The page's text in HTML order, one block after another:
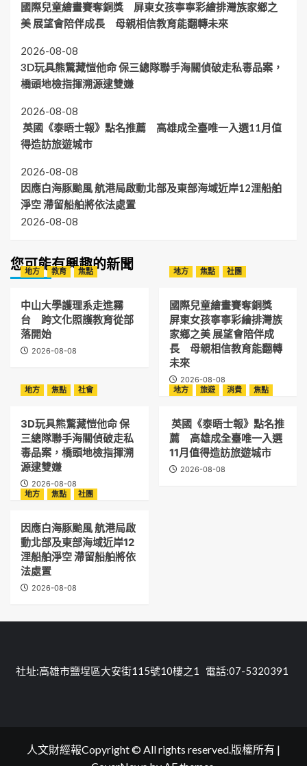
國際兒童繪畫賽奪銅獎 屏東女孩寧寧彩繪排灣族家鄉之
美 展望會陪伴成長 母親相信教育能翻轉未來
2026-08-08
3D玩具熊驚藏愷他命 保三總隊聯手海關偵破走私毒品案，
橋頭地檢指揮溯源逮雙嫌
2026-08-08
英國《泰晤士報》點名推薦 高雄成全臺唯一入選11月值
得造訪旅遊城市
2026-08-08
因應白海豚颱風 航港局啟動北部及東部海域近岸12浬船舶
淨空 滯留船舶將依法處置
2026-08-08
您可能有興趣的新聞
地方 教育 焦點
中山大學護理系走進霧
台 跨文化照護教育從部
落開始
2026-08-08
地方 焦點 社團
國際兒童繪畫賽奪銅獎
屏東女孩寧寧彩繪排灣族
家鄉之美 展望會陪伴成
長 母親相信教育能翻轉
未來
2026-08-08
地方
焦點 社會
3D玩具熊驚藏愷他命 保
三總隊聯手海關偵破走私
毒品案，橋頭地檢指揮溯
源逮雙嫌
2026-08-08
地方 旅遊 消費 焦點
英國《泰晤士報》點名推
薦 高雄成全臺唯一入選
11月值得造訪旅遊城市
2026-08-08
地方 焦點 社團
因應白海豚颱風 航港局啟
動北部及東部海域近岸12
浬船舶淨空 滯留船舶將依
法處置
2026-08-08
社址:高雄市鹽埕區大安街115號10樓之1 電話:07-5320391
人文財經報Copyright © All rights reserved.版權所有 |